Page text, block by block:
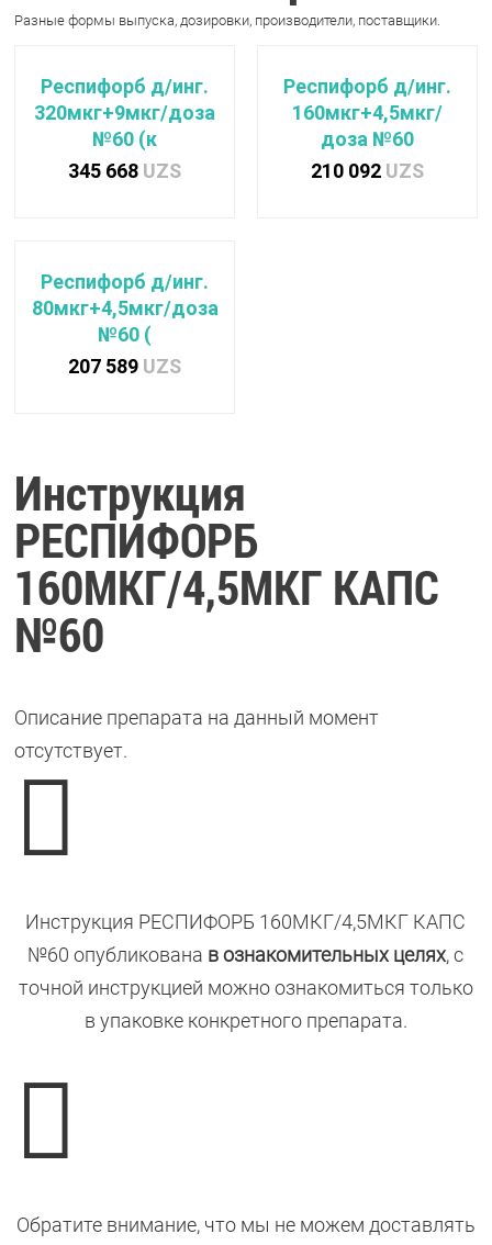
Разные формы выпуска, дозировки, производители, поставщики.
Респифорб д/инг.
320мкг+9мкг/доза
№60 (к
345 668 UZS
Респифорб д/инг.
160мкг+4,5мкг/
доза №60
210 092 UZS
Респифорб д/инг.
80мкг+4,5мкг/доза
№60 (
207 589 UZS
Инструкция
РЕСПИФОРБ
160МКГ/4,5МКГ КАПС
№60
Описание препарата на данный момент
отсутствует.

Инструкция РЕСПИФОРБ 160МКГ/4,5МКГ КАПС
№60 опубликована в ознакомительных целях, с
точной инструкцией можно ознакомиться только
в упаковке конкретного препарата.

Обратите внимание, что мы не можем доставлять